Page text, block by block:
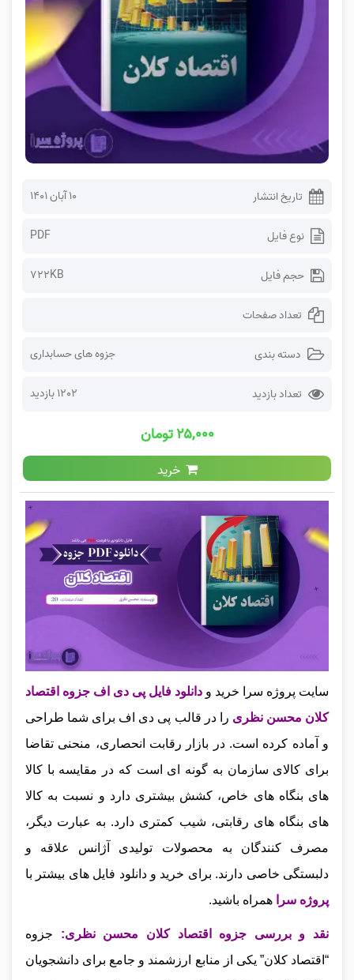
تاریخ انتشار ۱۰ آبان ۱۴۰۱
نوع فایل PDF
حجم فایل 722KB
تعداد صفحات
دسته بندی جزوه های حسابداری
تعداد بازدید 1202 بازدید
۲۵,۰۰۰ تومان
خرید
سایت پروژه سرا خرید و دانلود فایل پی دی اف جزوه اقتصاد
کلان محسن نظری را در قالب پی دی اف برای شما طراحی
و آماده کرده است. در بازار رقابت انحصاری، منحنی تقاضا
برای کالای سازمان به گونه‌ ای است که در مقایسه با کالا
های بنگاه‌ های خاص، کشش بیشتری دارد و نسبت به کالا
های بنگاه‌ های رقابتی، شیب کمتری دارد. به عبارت دیگر،
مصرف‌ کنندگان به محصولات تولیدی آژانس علاقه و
دلبستگی خاصی دارند. برای خرید و دانلود فایل های بیشتر با
پروژه سرا
همراه باشید.
نقد و بررسی جزوه اقتصاد کلان محسن نظری: جزوه
“اقتصاد کلان” یکی از منابع ارزشمند و جامع برای دانشجویان